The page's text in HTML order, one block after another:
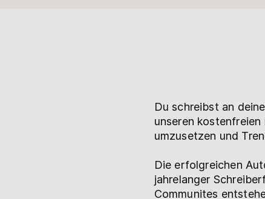
Du schreibst an
unseren
umzusetzen und
Die erfolgreichen
jahrelanger
Communites